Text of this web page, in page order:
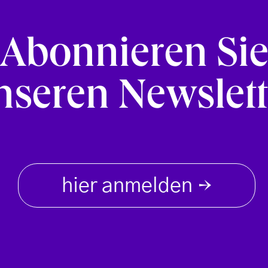
Abonnieren Sie
hier anmelden →